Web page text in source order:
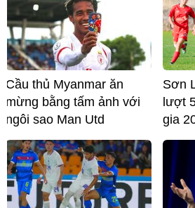
Cầu thủ Myanmar ăn
mừng bằng tấm ảnh với
ngôi sao Man Utd
Sơn
lượt
gia